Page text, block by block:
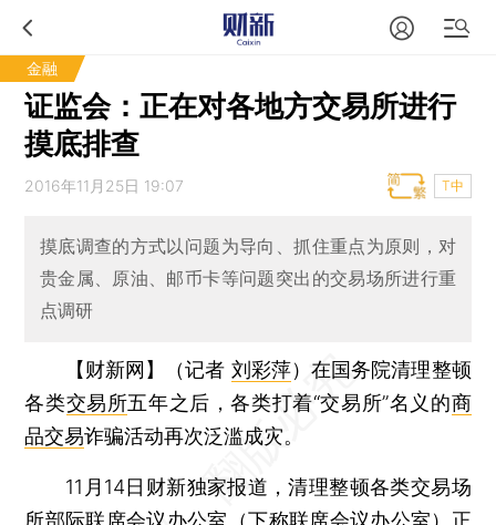
金融
证监会：正在对各地方交易所进行
摸底排查
2016年11月25日 19:07 T中
摸底调查的方式以问题为导向、抓住重点为原则，对
贵金属、原油、邮币卡等问题突出的交易场所进行重
点调研
【财新网】（记者 刘彩萍） 在国务院清理整顿
各类交易所五年之后，各类打着“交易所”名义的商
品交易诈骗活动再次泛滥成灾。
11月14日财新独家报道，清理整顿各类交易场
所部际联席会议办公室（下称联席会议办公室）正